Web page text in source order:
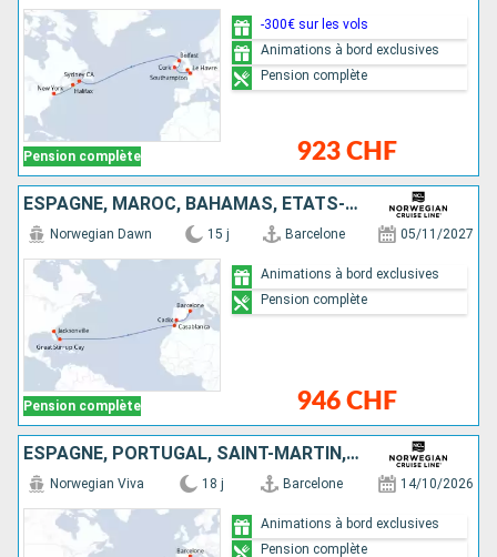
Pension complète 923 CHF
-300€ sur les vols
Animations à bord exclusives
Pension complète
ESPAGNE, MAROC, BAHAMAS, ÉTATS-UNIS
Pension complète
Norwegian Dawn 15 j Barcelone 05/11/2027
946 CHF
Animations à bord exclusives
Pension complète
ESPAGNE, PORTUGAL, SAINT-MARTIN, RÉPUBLIQUE DOMINICAINE, JAMAÏQUE, ÉTATS-UNIS
Norwegian Viva 18 j Barcelone 14/10/2026
Animations à bord exclusives
Pension complète